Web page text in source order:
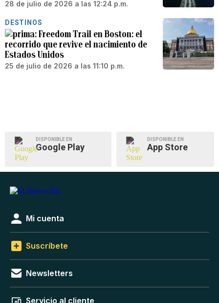
28 de julio de 2026 a las 12:24 p.m.
DESTINOS
Freedom Trail en Boston: el
recorrido que revive el nacimiento de
Estados Unidos
25 de julio de 2026 a las 11:10 p.m.
DISPONIBLE EN
Google Play
DISPONIBLE EN
App Store
Mi cuenta
Suscríbete
Newsletters
Servicio al cliente